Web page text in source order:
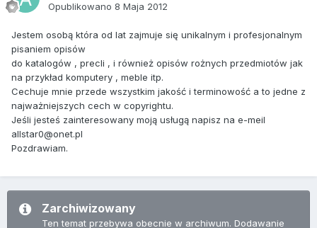
Opublikowano 8 Maja 2012
Jestem osobą która od lat zajmuje się unikalnym i profesjonalnym
pisaniem opisów
do katalogów , precli , i również opisów rożnych przedmiotów jak
na przykład komputery , meble itp.
Cechuje mnie przede wszystkim jakość i terminowość a to jedne z
najważniejszych cech w copyrightu.
Jeśli jesteś zainteresowany moją usługą napisz na e-meil
allstar0@onet.pl
Pozdrawiam.
Zarchiwizowany
Ten temat przebywa obecnie w archiwum. Dodawanie